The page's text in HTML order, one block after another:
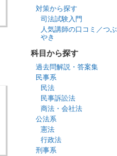
対策から探す
司法試験入門
人気講師の口コミ／つぶ
やき
科目から探す
過去問解説・答案集
民事系
民法
民事訴訟法
商法・会社法
公法系
憲法
行政法
刑事系